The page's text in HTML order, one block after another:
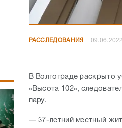
РАССЛЕДОВАНИЯ
В Волгограде раскрыто
«Высота 102»,
пару.
— 37-летний местный